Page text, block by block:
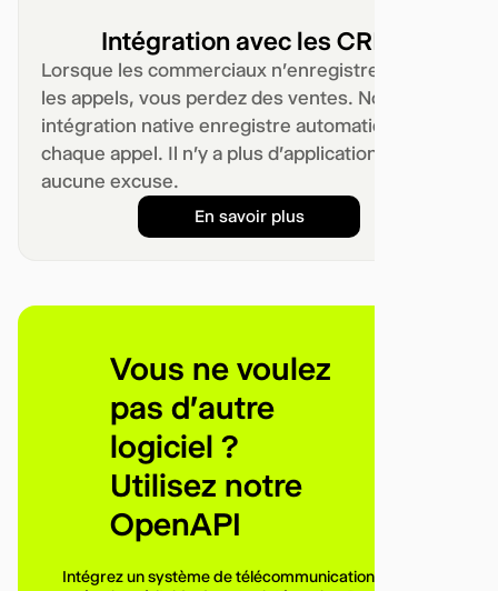
Intégration avec les CRM
Lorsque les commerciaux n'enregistrent pas
les appels, vous perdez des ventes. Notre
intégration native enregistre automatiquement
chaque appel. Il n'y a plus d'applications. Plus
aucune excuse.
En savoir plus
Vous ne voulez
pas d'autre
logiciel ?
Utilisez notre
OpenAPI
Intégrez un système de télécommunications à vos